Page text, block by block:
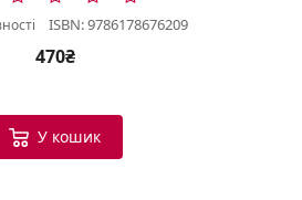
ISBN: 9786178676209
470₴
У кошик